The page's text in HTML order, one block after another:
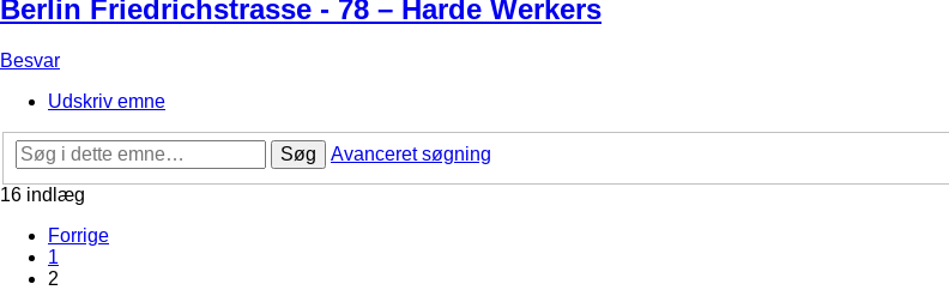
Berlin Friedrichstrasse - 78 – Harde Werkers
Besvar
Udskriv emne
Søg
Avanceret søgning
16 indlæg
Forrige
1
2